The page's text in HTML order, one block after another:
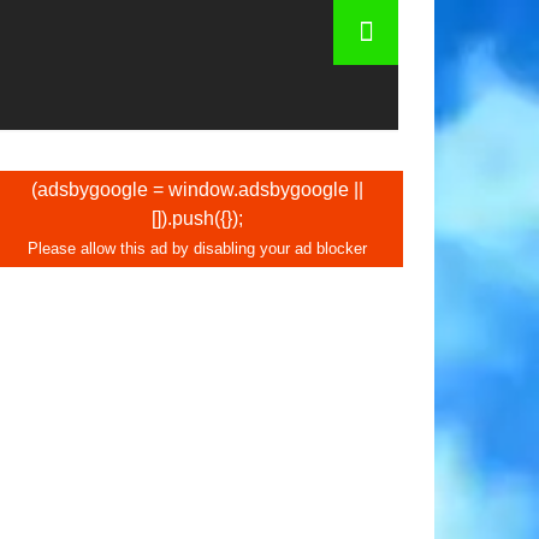
(adsbygoogle = window.adsbygoogle ||
[]).push({});